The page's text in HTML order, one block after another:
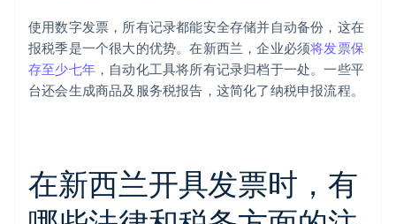
使用数字发票，所有记录都能安全存储并自动备份，这在
报税季是一个很大的优势。在新西兰，企业必须将发票保
存至少七年 ，自动化工具将所有记录归档于一处。一些平
台还会生成商品及服务税报告，这简化了纳税申报流程。
在新西兰开具发票时，有